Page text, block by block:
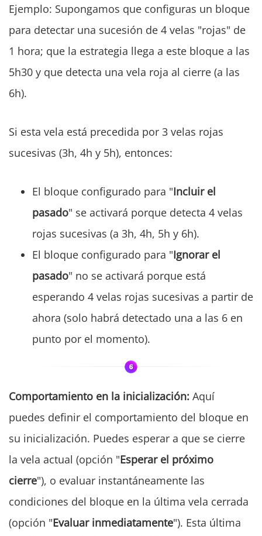
Ejemplo: Supongamos que configuras un bloque
para detectar una sucesión de 4 velas "rojas" de
1 hora; que la estrategia llega a este bloque a las
5h30 y que detecta una vela roja al cierre (a las
6h).
Si esta vela está precedida por 3 velas rojas
sucesivas (3h, 4h y 5h), entonces:
El bloque configurado para "Incluir el
pasado" se activará porque detecta 4 velas
rojas sucesivas (a 3h, 4h, 5h y 6h).
El bloque configurado para "Ignorar el
pasado" no se activará porque está
esperando 4 velas rojas sucesivas a partir de
ahora (solo habrá detectado una a las 6 en
punto por el momento).
Comportamiento en la inicialización: Aquí
puedes definir el comportamiento del bloque en
su inicialización. Puedes esperar a que se cierre
la vela actual (opción "Esperar el próximo
cierre"), o evaluar instantáneamente las
condiciones del bloque en la última vela cerrada
(opción "Evaluar inmediatamente"). Esta última